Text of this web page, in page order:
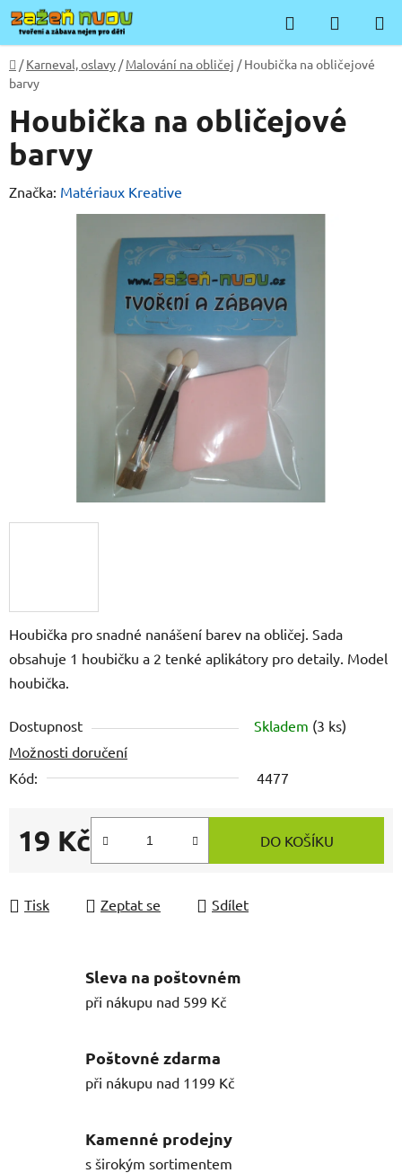
Přejít
na
obsah
Hledat
KOŠÍK
Domů
/ Karneval, oslavy / Malování na obličej / Houbička na obličejové
barvy
Houbička pro snadné nanášení barev na obličej. Sada
obsahuje 1 houbičku a 2 tenké aplikátory pro detaily. Model
houbička.
Dostupnost Skladem (3 ks)
Možnosti doručení
Kód:
4477
19 Kč
Měrná cena:
DO KOŠÍKU
Tisk Zeptat se Sdílet
Houbička na obličejové
barvy
Značka: Matériaux Kreative
Sleva na poštovném
při nákupu nad 599 Kč
Poštovné zdarma
při nákupu nad 1199 Kč
Kamenné prodejny
s širokým sortimentem